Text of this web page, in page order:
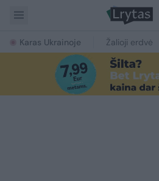
Karas Ukrainoje Žalioji erdvė